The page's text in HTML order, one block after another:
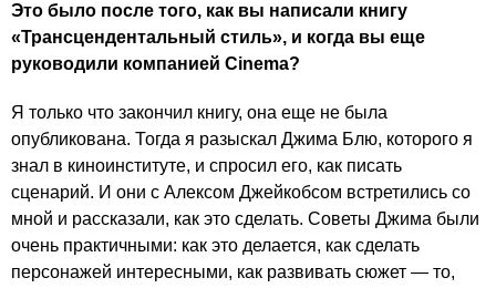
Это было после того, как вы написали книгу
«Трансцендентальный стиль», и когда вы еще
руководили компанией Cinema?
Я только что закончил книгу, она еще не была
опубликована. Тогда я разыскал Джима Блю, которого я
знал в киноинституте, и спросил его, как писать
сценарий. И они с Алексом Джейкобсом встретились со
мной и рассказали, как это сделать. Советы Джима были
очень практичными: как это делается, как сделать
персонажей интересными, как развивать сюжет — то,